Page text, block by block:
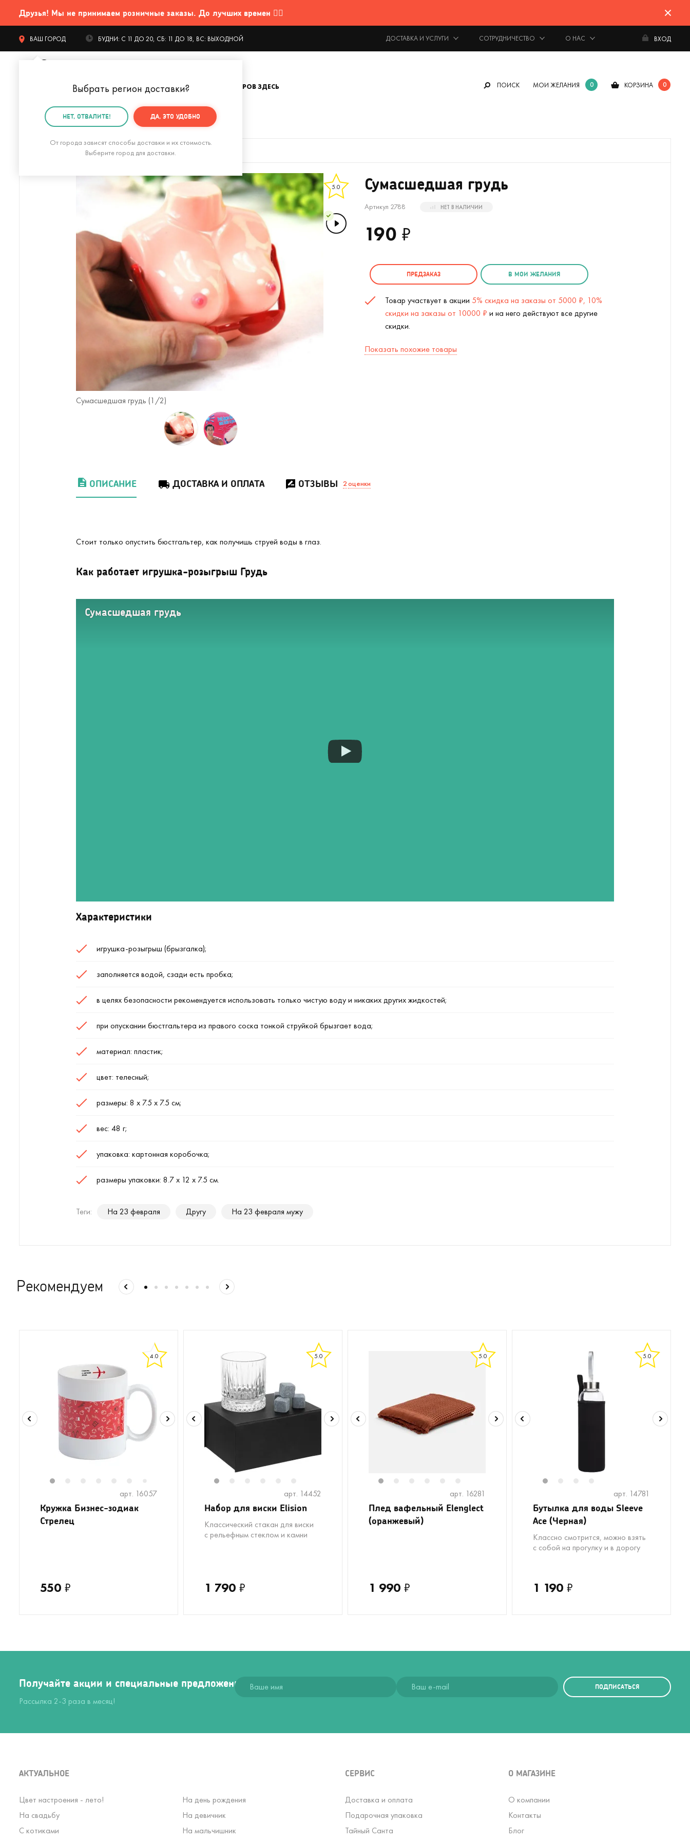
Друзья! Мы не принимаем розничные заказы. До лучших времен 🤷‍♂️
ВАШ ГОРОД
Выбрать регион доставки?
НЕТ, ОТВАЛИТЕ! ДА, ЭТО УДОБНО
От города зависят способы доставки и их стоимость.
Выберите город для доставки.
БУДНИ: С 11 ДО 20, СБ: 11 ДО 18, ВС: ВЫХОДНОЙ ДОСТАВКА И УСЛУГИ СОТРУДНИЧЕСТВО О НАС ВХОД
КАТАЛОГ ТОВАРОВ ЗДЕСЬ ПОИСК МОИ ЖЕЛАНИЯ 0 КОРЗИНА 0
Главная 18+ Сумасшедшая грудь
5.0
Сумасшедшая грудь (1 /2)
Сумасшедшая грудь
Артикул 2788 НЕТ В НАЛИЧИИ
190 ₽
ПРЕДЗАКАЗ В МОИ ЖЕЛАНИЯ
Товар участвует в акции 5% скидка на заказы от 5000 ₽, 10%
скидки на заказы от 10000 ₽ и на него действуют все другие
скидки.
Показать похожие товары
ОПИСАНИЕ ДОСТАВКА И ОПЛАТА ОТЗЫВЫ 2оценки
Стоит только опустить бюстгальтер, как получишь струей воды в глаз.
Как работает игрушка-розыгрыш Грудь
Сумасшедшая грудь
Характеристики
игрушка-розыгрыш (брызгалка);
заполняется водой, сзади есть пробка;
в целях безопасности рекомендуется использовать только чистую воду и никаких других жидкостей;
при опускании бюстгальтера из правого соска тонкой струйкой брызгает вода;
материал: пластик;
цвет: телесный;
размеры: 8 х 7.5 х 7.5 см;
вес: 48 г;
упаковка: картонная коробочка;
размеры упаковки: 8.7 х 12 х 7.5 см.
Теги: На 23 февраля Другу На 23 февраля мужу
Рекомендуем
4.0
арт. 16057
Кружка Бизнес-зодиак
Стрелец
550 ₽
5.0
арт. 14452
Набор для виски Elision
Классический стакан для виски
с рельефным стеклом и камни
1 790 ₽
5.0
арт. 16281
Плед вафельный Elenglect
(оранжевый)
1 990 ₽
5.0
арт. 14781
Бутылка для воды Sleeve
Ace (Черная)
Классно смотрится, можно взять
с собой на прогулку и в дорогу
1 190 ₽
Получайте акции и специальные предложения
Рассылка 2-3 раза в месяц!
ПОДПИСАТЬСЯ
АКТУАЛЬНОЕ
Цвет настроения - лето!
На день рождения
На свадьбу
На девичник
С котиками
На мальчишник
СЕРВИС
Доставка и оплата
Подарочная упаковка
Тайный Санта
О МАГАЗИНЕ
О компании
Контакты
Блог